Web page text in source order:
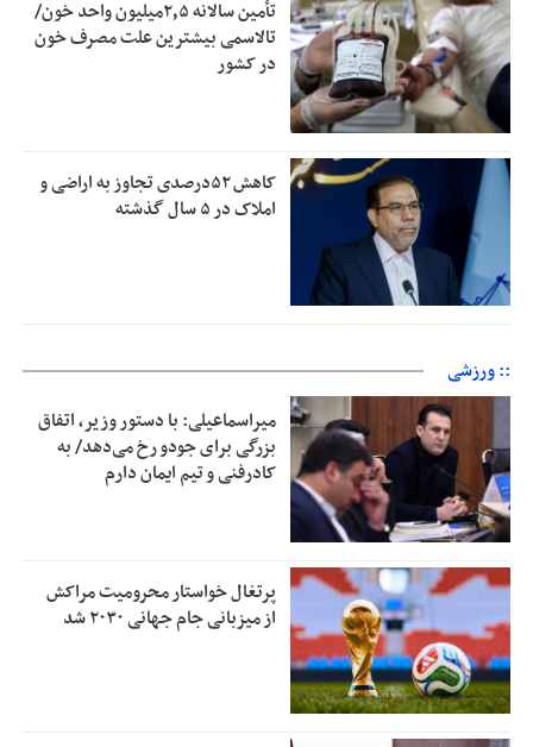
تأمین سالانه ۲٫۵میلیون واحد خون/
تالاسمی بیشترین علت مصرف‌ خون
در کشور
کاهش ۵۲درصدی تجاوز به اراضی و
املاک در ۵ سال گذشته
:: ورزشی
میراسماعیلی: با دستور وزیر، اتفاق
بزرگی برای جودو رخ می‌دهد/ به
کادرفنی و تیم ایمان دارم
پرتغال خواستار محرومیت مراکش
از میزبانی جام جهانی ۲۰۳۰ شد